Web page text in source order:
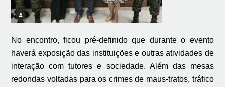
No encontro, ficou pré-definido que durante o evento
haverá exposição das instituições e outras atividades de
interação com tutores e sociedade. Além das mesas
redondas voltadas para os crimes de maus-tratos, tráfico